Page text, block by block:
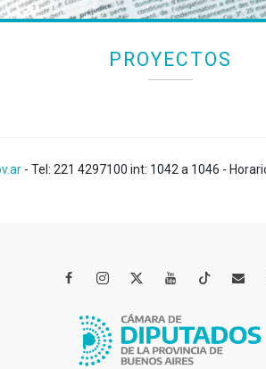
PROYECTOS
- Tel: 221 4297100 int: 1042 a 1046 -
  